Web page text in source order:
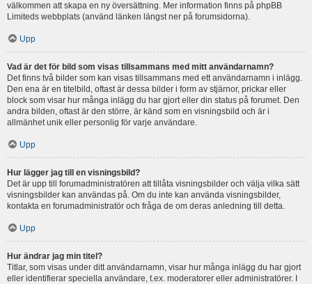
välkommen att skapa en ny översättning. Mer information finns på phpBB
Limiteds webbplats (använd länken längst ner på forumsidorna).
Upp
Vad är det för bild som visas tillsammans med mitt användarnamn?
Det finns två bilder som kan visas tillsammans med ett användarnamn i inlägg.
Den ena är en titelbild, oftast är dessa bilder i form av stjärnor, prickar eller
block som visar hur många inlägg du har gjort eller din status på forumet. Den
andra bilden, oftast är den större, är känd som en visningsbild och är i
allmänhet unik eller personlig för varje användare.
Upp
Hur lägger jag till en visningsbild?
Det är upp till forumadministratören att tillåta visningsbilder och välja vilka sätt
visningsbilder kan användas på. Om du inte kan använda visningsbilder,
kontakta en forumadministratör och fråga de om deras anledning till detta.
Upp
Hur ändrar jag min titel?
Titlar, som visas under ditt användarnamn, visar hur många inlägg du har gjort
eller identifierar speciella användare, t.ex. moderatorer eller administratörer. I